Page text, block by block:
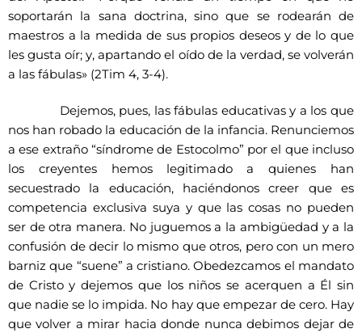
soportarán la sana doctrina, sino que se rodearán de
maestros a la medida de sus propios deseos y de lo que
les gusta oír; y, apartando el oído de la verdad, se volverán
a las fábulas» (2Tim 4, 3-4).
Dejemos, pues, las fábulas educativas y a los que
nos han robado la educación de la infancia. Renunciemos
a ese extraño “síndrome de Estocolmo” por el que incluso
los creyentes hemos legitimado a quienes han
secuestrado la educación, haciéndonos creer que es
competencia exclusiva suya y que las cosas no pueden
ser de otra manera. No juguemos a la ambigüedad y a la
confusión de decir lo mismo que otros, pero con un mero
barniz que “suene” a cristiano. Obedezcamos el mandato
de Cristo y dejemos que los niños se acerquen a Él sin
que nadie se lo impida. No hay que empezar de cero. Hay
que volver a mirar hacia donde nunca debimos dejar de